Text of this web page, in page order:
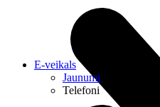
E-veikals
Jaunumi
Telefoni